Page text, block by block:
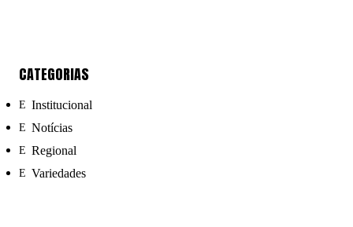
CATEGORIAS
Institucional
Notícias
Regional
Variedades